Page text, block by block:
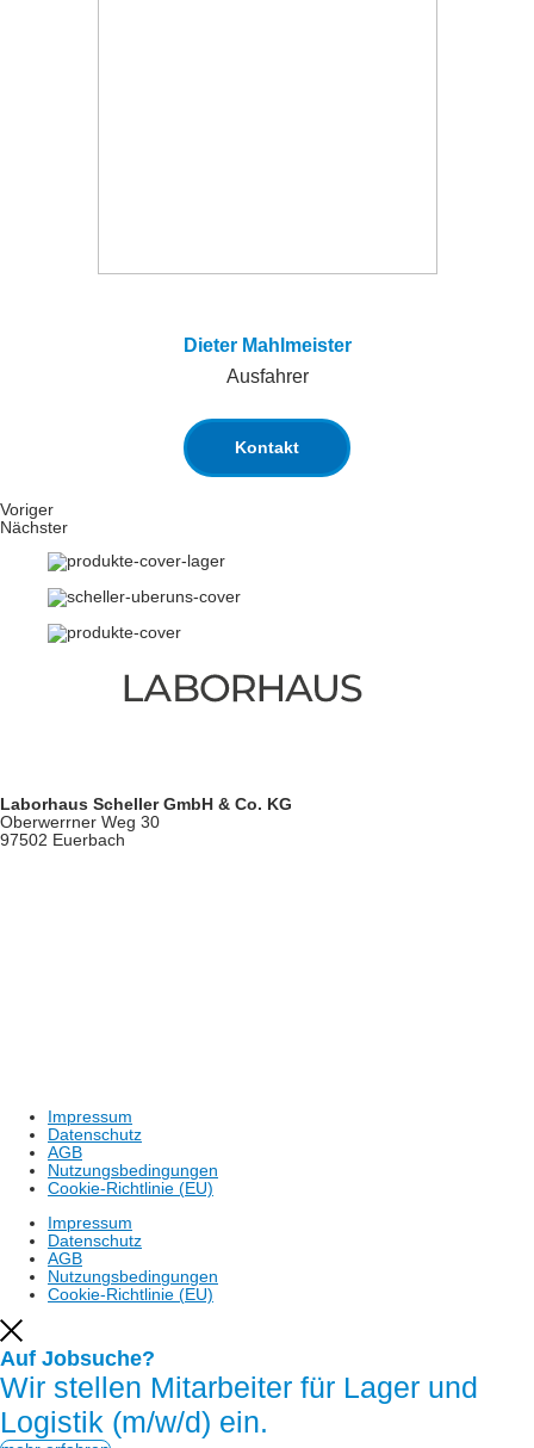
Dieter Mahlmeister
Ausfahrer
Kontakt
Voriger
Nächster
Laborhaus Scheller GmbH & Co. KG
Oberwerrner Weg 30
97502 Euerbach
Impressum
Datenschutz
AGB
Nutzungsbedingungen
Cookie-Richtlinie (EU)
Impressum
Datenschutz
AGB
Nutzungsbedingungen
Cookie-Richtlinie (EU)
Auf Jobsuche?
Wir stellen Mitarbeiter für Lager und
Logistik (m/w/d) ein.